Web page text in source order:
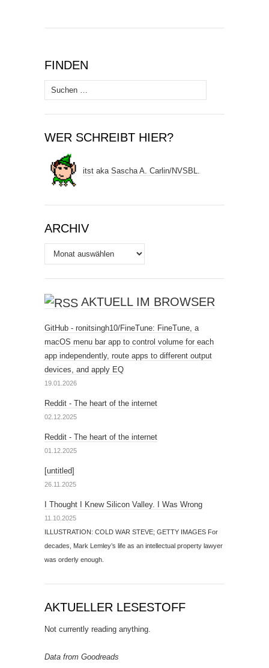
FINDEN
Suchen
nach:
WER SCHREIBT HIER?
itst aka Sascha A. Carlin/NVSBL.
ARCHIV
Archiv
AKTUELL IM BROWSER
GitHub - ronitsingh10/FineTune: FineTune, a
macOS menu bar app to control volume for each
app independently, route apps to different output
devices, and apply EQ
19.01.2026
Reddit - The heart of the internet
02.12.2025
Reddit - The heart of the internet
01.12.2025
[untitled]
26.11.2025
I Thought I Knew Silicon Valley. I Was Wrong
11.10.2025
ILLUSTRATION: COLD WAR STEVE; GETTY IMAGES For
decades, Mark Lemley’s life as an intellectual property lawyer
was orderly enough.
AKTUELLER LESESTOFF
Not currently reading anything.
Data from Goodreads